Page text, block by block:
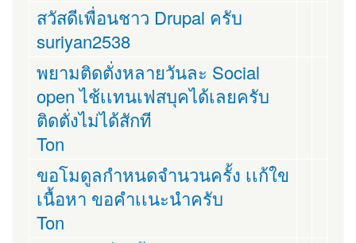
สวัสดีเพื่อนชาว Drupal ครับ
suriyan2538
พยามติดตั่งหลายวันละ Social
open ไช้เเทนเฟสบุคได้เลยครับ
ติดตั่งไม่ได้สักที
Ton
ขอโมดูลกำหนดจำนวนครั้ง เเก้ใข
เนื้อหา ขอคำเเนะนำครับ
Ton